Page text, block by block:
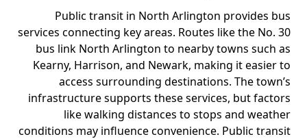
Public transit in North Arlington provides bus
services connecting key areas. Routes like the No. 30
bus link North Arlington to nearby towns such as
Kearny, Harrison, and Newark, making it easier to
access surrounding destinations. The town’s
infrastructure supports these services, but factors
like walking distances to stops and weather
conditions may influence convenience. Public transit